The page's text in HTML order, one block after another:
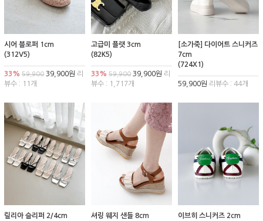
시어 블로퍼 1cm
(312V5)
33% 59,900 39,900원 리
뷰수 : 11개
고급미 플랫 3cm
(82K5)
33% 59,90039,900원 리
뷰수 : 1,717개
[소가죽] 다이어트 스니커즈
7cm
(724X1)
59,900원 리뷰수 : 44개
릴리아 슬리퍼 2/4cm
셔링 웨지 샌들 8cm
이브히 스니커즈 2cm